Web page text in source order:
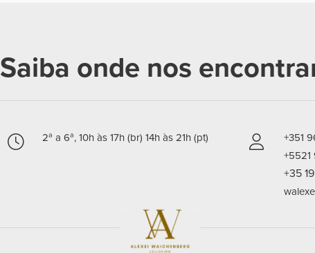
Saiba onde nos
2ª a 6ª, 10h às 17h (br) 14h às 21h (pt)
+351
+5521
+35